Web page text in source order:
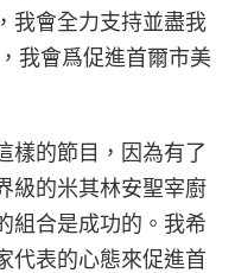
我會全力支持並盡我
我會爲促進首爾市美
樣的節目，因為有了
級的米其林安聖宰廚
組合是成功的。我希
代表的心態來促進首